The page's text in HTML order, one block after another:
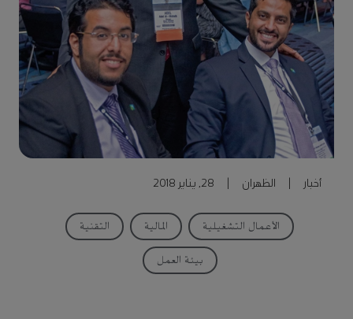
أخبار الظهران 28, يناير 2018
الأعمال التشغيلية المالية التقنية
بيئة العمل